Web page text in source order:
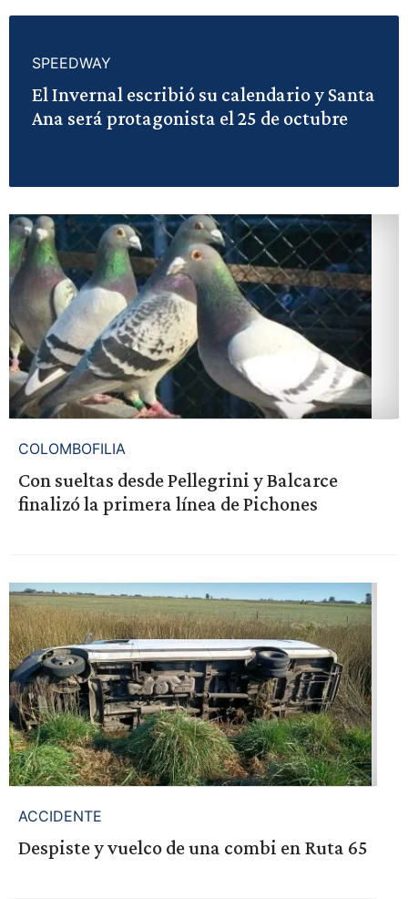
SPEEDWAY
El Invernal escribió su calendario y Santa
Ana será protagonista el 25 de octubre
COLOMBOFILIA
Con sueltas desde Pellegrini y Balcarce
finalizó la primera línea de Pichones
ACCIDENTE
Despiste y vuelco de una combi en Ruta 65